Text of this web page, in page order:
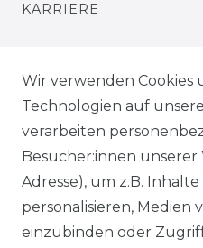
KARRIERE
BLOG
VORTEILE
Wir verwenden Cookies
Technologien auf
verarbeiten
Besucher:innen unserer
Adresse), um z.B.
personalisieren, Medien
einzubinden oder